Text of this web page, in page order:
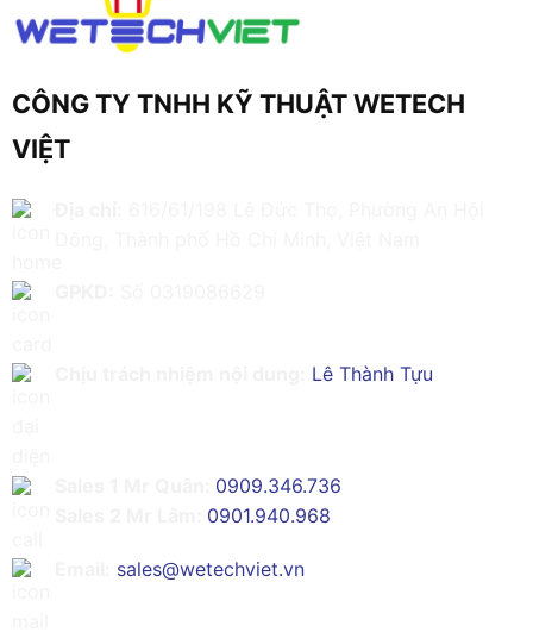
CÔNG TY TNHH KỸ THUẬT WETECH
VIỆT
Lê Thành Tựu
0909.346.736
0901.940.968
sales@wetechviet.vn